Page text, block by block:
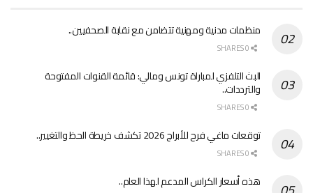
منظمات مدنية ومهنية تتضامن مع نقابة الصحفيين..
البث التلفزي لمباراة تونس ومالي: قائمة القنوات المفتوحة
والترددات..
توقعات ماغي فرح للأبراج 2026 تكشف خريطة الحظ والتغيير..
هذه أسعار الكراس المدعم لهذا العام..